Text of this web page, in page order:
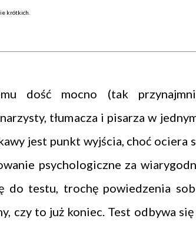
krótkich.
dość mocno (tak
tłumacza i pisarza w
jest punkt wyjścia, choć ociera
psychologiczne za
do testu, trochę powiedzenia
czy to już koniec. Test odbywa